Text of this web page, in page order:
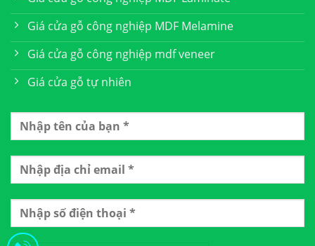
Giá cửa gỗ công nghiệp MDF Melamine
Giá cửa gỗ công nghiệp mdf veneer
Giá cửa gỗ tự nhiên